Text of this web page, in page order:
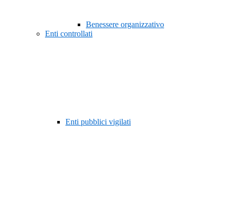
Benessere organizzativo
Enti controllati
Enti pubblici vigilati